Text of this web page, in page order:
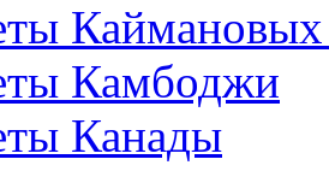
Каймановых
Камбоджи
Канады